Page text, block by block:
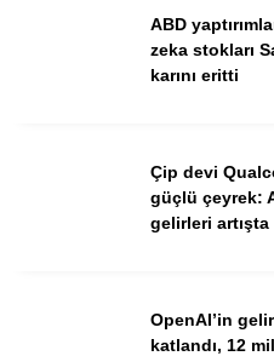
ABD
zeka stokları
karını eritti
Çip devi
güçlü çeyrek:
gelirleri artışta
OpenAI’in
katlandı, 12